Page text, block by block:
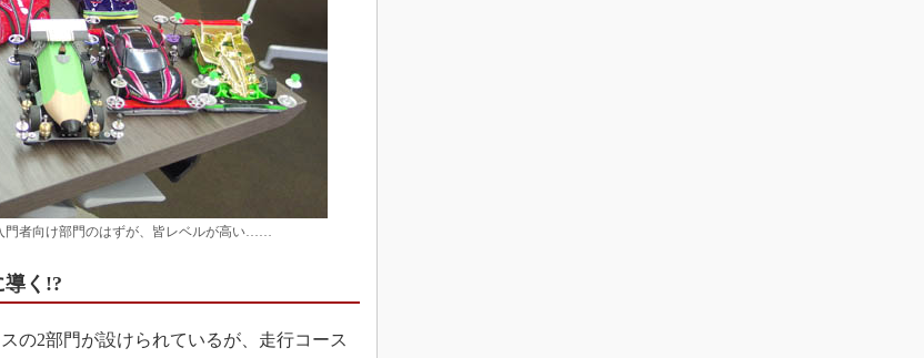
者向け部門のはずが、皆レベルが高い……
導く!?
の2部門が設けられているが、走行コース